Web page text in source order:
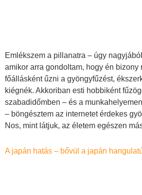
Emlékszem a pillanatra – úgy
amikor arra gondoltam, hogy én bizony
főállásként űzni a gyöngyfűzést,
kiégnék. Akkoriban esti hobbiként
szabadidőmben – és a
– böngésztem az internetet érdekes
Nos, mint látjuk, az életem egészen
A japán hatás – bővül a japán